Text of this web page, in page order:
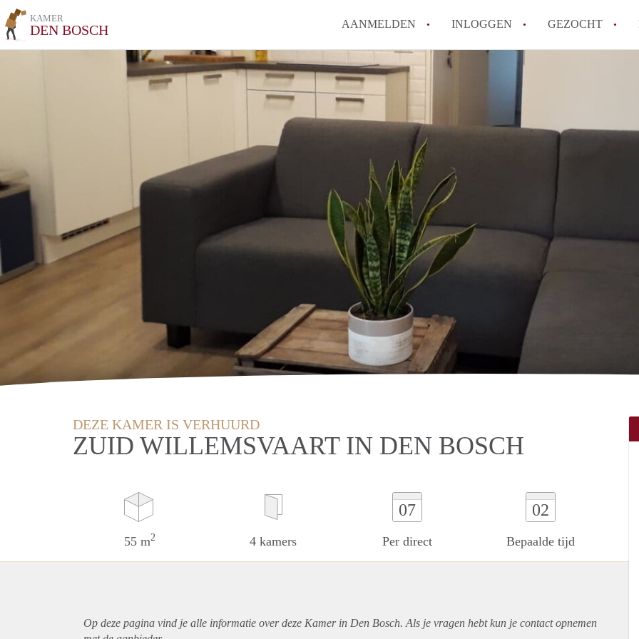
KAMER
DEN BOSCH AANMELDEN INLOGGEN GEZOCHT
How to translate
Wat is KamerDenBosch?
Berekent KamerDenBosch
Wat is de privacyverklaring
DEZE KAMER IS VERHUURD
ZUID WILLEMSVAART IN DEN BOSCH
55 m2 4 kamers
07
Per direct
02
Bepaalde tijd
Op deze pagina vind je alle informatie over deze Kamer in Den Bosch. Als je vragen hebt kun je contact opnemen